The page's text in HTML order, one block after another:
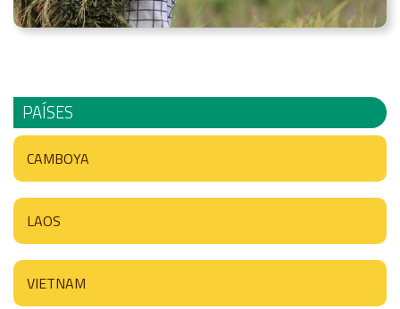
PAÍSES
CAMBOYA
LAOS
VIETNAM